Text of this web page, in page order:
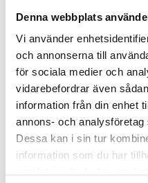
Denna webbplats
Vi använder
och annonserna till
för sociala medier och
vidarebefordrar även
information från din enhet
annons- och
Dessa kan i sin tur
information som du har
TypeError:
function at
https://
(<anonymous>) at K
(https://
(https://
(https://